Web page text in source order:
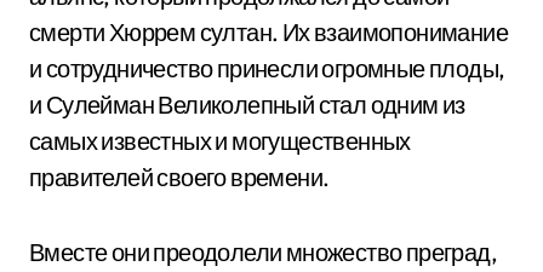
смерти Хюррем султан. Их взаимопонимание
и сотрудничество принесли огромные плоды,
и Сулейман Великолепный стал одним из
самых известных и могущественных
правителей своего времени.
Вместе они преодолели множество преград,